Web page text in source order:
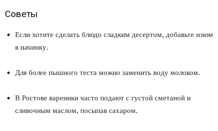
Советы
Если хотите сделать блюдо сладким десертом, добавьте изюм
в начинку.
Для более пышного теста можно заменить воду молоком.
В Ростове вареники часто подают с густой сметаной и
сливочным маслом, посыпав сахаром.